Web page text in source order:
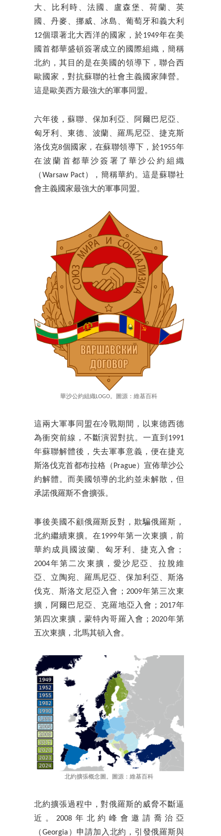
大、比利時、法國、盧森堡、荷蘭、英
國、丹麥、挪威、冰島、葡萄牙和義大利
12個環著北大西洋的國家，於1949年在美
國首都華盛頓簽署成立的國際組織，簡稱
北約，其目的是在美國的領導下，聯合西
歐國家，對抗蘇聯的社會主義國家陣營。
這是歐美西方最強大的軍事同盟。
六年後，蘇聯、保加利亞、阿爾巴尼亞、
匈牙利、東德、波蘭、羅馬尼亞、捷克斯
洛伐克8個國家，在蘇聯領導下，於1955年
在波蘭首都華沙簽署了華沙公約組織
（Warsaw Pact），簡稱華約。這是蘇聯社
會主義國家最強大的軍事同盟。
華沙公約組織LOGO。圖源：維基百科
這兩大軍事同盟在冷戰期間，以東德西德
為衝突前線，不斷演習對抗。一直到1991
年蘇聯解體後，失去軍事意義，便在捷克
斯洛伐克首都布拉格（Prague）宣佈華沙公
約解體。而美國領導的北約並未解散，但
承諾俄羅斯不會擴張。
事後美國不顧俄羅斯反對，欺騙俄羅斯，
北約繼續東擴。在1999年第一次東擴，前
華約成員國波蘭、匈牙利、捷克入會；
2004年第二次東擴，愛沙尼亞、拉脫維
亞、立陶宛、羅馬尼亞、保加利亞、斯洛
伐克、斯洛文尼亞入會；2009年第三次東
擴，阿爾巴尼亞、克羅地亞入會；2017年
第四次東擴，蒙特內哥羅入會；2020年第
五次東擴，北馬其頓入會。
北約擴張概念圖。圖源：維基百科
北約擴張過程中，對俄羅斯的威脅不斷逼
近。2008年北約峰會邀請喬治亞
（Georgia）申請加入北約，引發俄羅斯與